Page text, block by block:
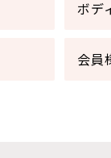
ボデ
会員